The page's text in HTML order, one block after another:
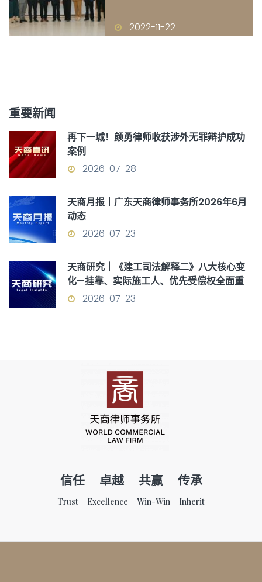
2022-11-22
重要新闻
再下一城！颜勇律师收获涉外无罪辩护成功
案例
2026-07-28
天商月报｜广东天商律师事务所2026年6月
动态
2026-07-23
天商研究｜《建工司法解释二》八大核心变
化—挂靠、实际施工人、优先受偿权全面重
构
2026-07-23
信任 卓越 共赢 传承
Trust Excellence Win-Win Inherit